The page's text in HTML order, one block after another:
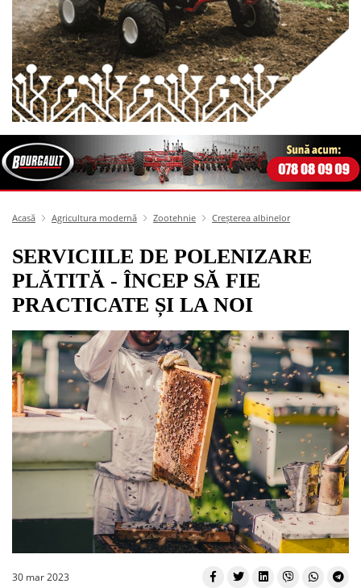
Acasă Agricultura modernă Zootehnie Creșterea albinelor
SERVICIILE DE POLENIZARE
PLĂTITĂ - ÎNCEP SĂ FIE
PRACTICATE ȘI LA NOI
30 mar 2023